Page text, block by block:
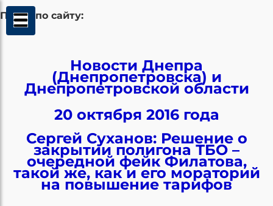
Поиск по сайту:
Новости Днепра
(Днепропетровска) и
Днепропетровской области
20 октября 2016 года
Сергей Суханов: Решение о
закрытии полигона ТБО –
очередной фейк Филатова,
такой же, как и его мораторий
на повышение тарифов